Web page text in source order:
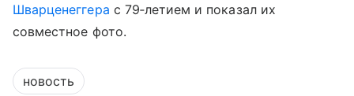
Шварценеггера с 79‑летием и показал их
совместное фото.
новость